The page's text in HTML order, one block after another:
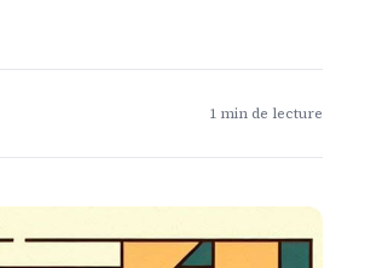
1 min de lecture